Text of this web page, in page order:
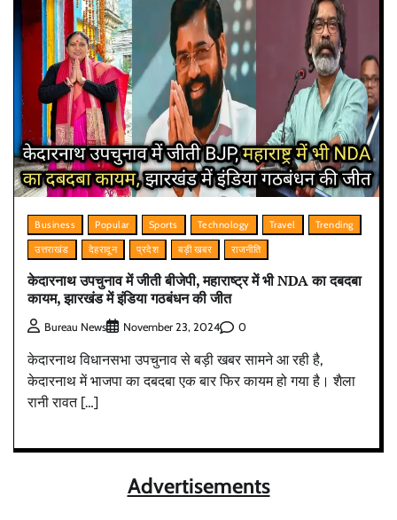
Business Popular Sports Technology Travel
Trending
उत्तराखंड
देहरादून प्रदेश बड़ी खबर राजनीति
केदारनाथ उपचुनाव में जीती बीजेपी, महाराष्ट्र में भी NDA का दबदबा
कायम, झारखंड में इंडिया गठबंधन की जीत
Bureau News November 23, 2024 0
केदारनाथ विधानसभा उपचुनाव से बड़ी खबर सामने आ रही है,
केदारनाथ में भाजपा का दबदबा एक बार फिर कायम हो गया है। शैला
रानी रावत […]
Advertisements